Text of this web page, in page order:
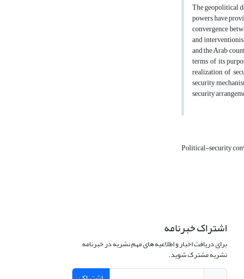
The geopolitical
powers, have
convergence
and
and the Arab
terms of its
realization of
security
security
Political-security
اشتراک خبرنامه
برای دریافت اخبار و اطلاعیه های مهم نشریه در خبرنامه
نشریه مشترک شوید.